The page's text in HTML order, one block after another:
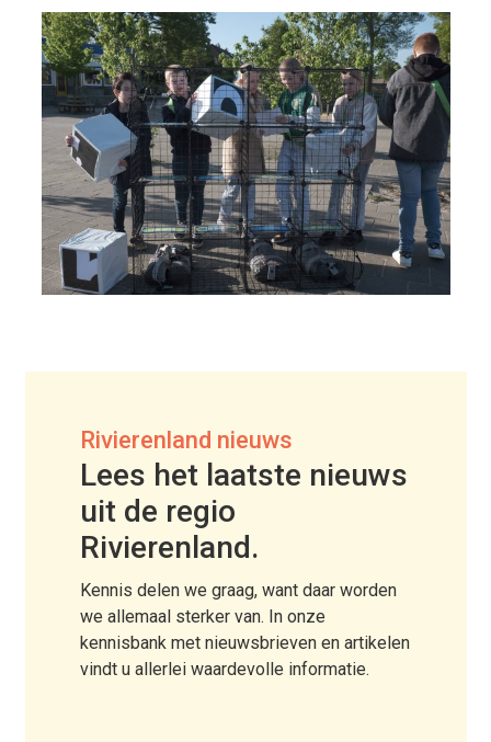
Rivierenland nieuws
Lees het laatste nieuws
uit de regio
Rivierenland.
Kennis delen we graag, want daar worden
we allemaal sterker van. In onze
kennisbank met nieuwsbrieven en artikelen
vindt u allerlei waardevolle informatie.